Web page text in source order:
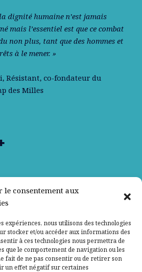
le consentement aux
expériences, nous utilisons des technologies
stocker et/ou accéder aux informations des
à ces technologies nous permettra de
que le comportement de navigation ou les
fait de ne pas consentir ou de retirer son
un effet négatif sur certaines
dignité humaine n’est jamais
mais l’essentiel est que ce combat
non plus, tant que des hommes et
à le mener. »
, Résistant, co-fondateur du
des Milles